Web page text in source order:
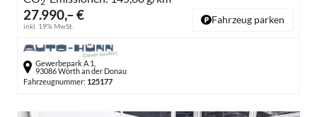
27.990,– €
inkl. 19% MwSt.
Fahrzeug parken
Gewerbepark A 1,
93086 Wörth an der Donau
Fahrzeugnummer: 125177